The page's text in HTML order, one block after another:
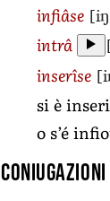
infiâse
intrâ
inserîse
si è
o s’é
Coniugazioni